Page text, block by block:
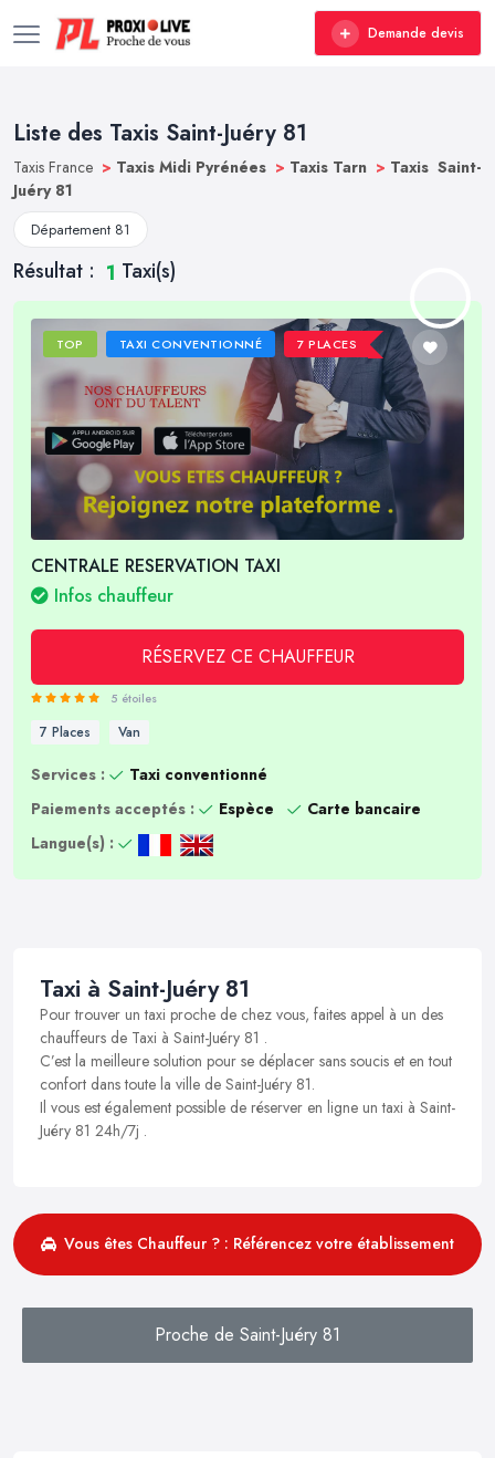
Demande devis
Liste des Taxis Saint-Juéry 81
Taxis France > Taxis Midi Pyrénées > Taxis Tarn > Taxis Saint-
Juéry 81
Département 81
Résultat : 1 Taxi(s)
TOP TAXI CONVENTIONNÉ 7 PLACES
CENTRALE RESERVATION TAXI
Infos chauffeur
RÉSERVEZ CE CHAUFFEUR
5 étoiles
7 Places Van
Services :
Taxi conventionné
Paiements acceptés :
Espèce
Carte bancaire
Langue(s) :
Taxi à Saint-Juéry 81
Pour trouver un taxi proche de chez vous, faites appel à un des
chauffeurs de Taxi à Saint-Juéry 81 .
C’est la meilleure solution pour se déplacer sans soucis et en tout
confort dans toute la ville de Saint-Juéry 81.
Il vous est également possible de réserver en ligne un taxi à Saint-
Juéry 81 24h/7j .
Vous êtes Chauffeur ? : Référencez votre établissement
Proche de Saint-Juéry 81